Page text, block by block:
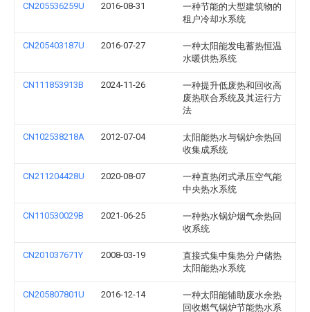
CN205536259U 2016-08-31
一种节能的大型建筑物的
租户冷却水系统
CN205403187U 2016-07-27
一种太阳能发电蓄热恒温
水暖供热系统
CN111853913B 2024-11-26
一种提升低废热和回收高
废热联合系统及其运行方
法
CN102538218A 2012-07-04
太阳能热水与锅炉余热回
收集成系统
CN211204428U 2020-08-07
一种直热闭式承压空气能
中央热水系统
CN110530029B 2021-06-25
一种热水锅炉烟气余热回
收系统
CN201037671Y 2008-03-19
直接式集中集热分户储热
太阳能热水系统
CN205807801U 2016-12-14
一种太阳能辅助废水余热
回收燃气锅炉节能热水系